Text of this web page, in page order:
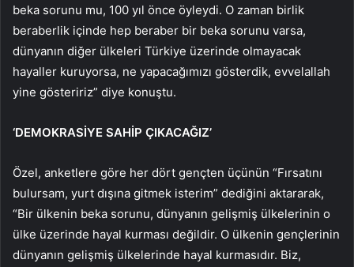
beka sorunu mu, 100 yıl önce öyleydi. O zaman birlik
beraberlik içinde hep beraber bir beka sorunu varsa,
dünyanın diğer ülkeleri Türkiye üzerinde olmayacak
hayaller kuruyorsa, ne yapacağımızı gösterdik, evvelallah
yine gösteririz” diye konuştu.
‘DEMOKRASİYE SAHİP ÇIKACAĞIZ’
Özel, anketlere göre her dört gençten üçünün “Fırsatını
bulursam, yurt dışına gitmek isterim” dediğini aktararak,
“Bir ülkenin beka sorunu, dünyanın gelişmiş ülkelerinin o
ülke üzerinde hayal kurması değildir. O ülkenin gençlerinin
dünyanın gelişmiş ülkelerinde hayal kurmasıdır. Biz,